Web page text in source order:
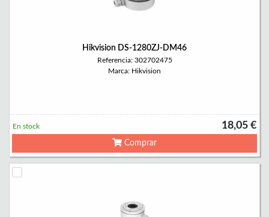
Hikvision DS-1280ZJ-DM46
Referencia: 302702475
Marca: Hikvision
18,05 €
En stock
Comprar